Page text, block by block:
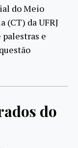
do Meio
(CT) da UFRJ
palestras e
do